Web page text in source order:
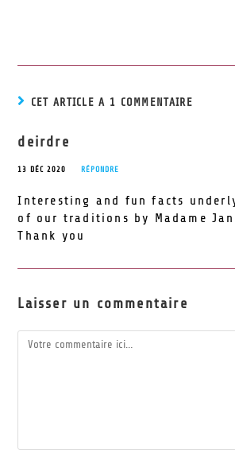
CET ARTICLE A 1 COMMENTAIRE
deirdre
13 DÉC 2020 RÉPONDRE
Interesting and fun facts
of our traditions by Madame
Thank you
Laisser un commentaire